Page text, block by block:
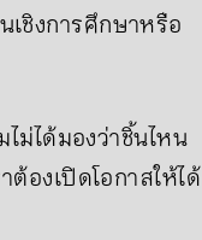
ชิงการศึกษาหรือ
ม่ได้มองว่าชิ้นไหน
องเปิดโอกาสให้ได้